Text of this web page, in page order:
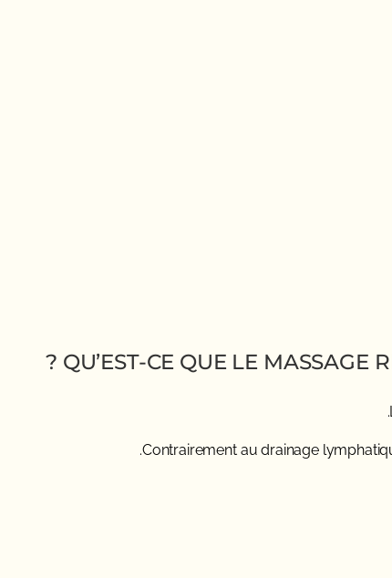
QU’EST-CE QUE LE MASSAGE
Contrairement au drainage